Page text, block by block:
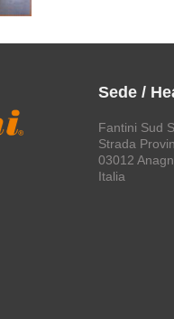
Sede /
Fantini Sud
Strada
03012
Italia